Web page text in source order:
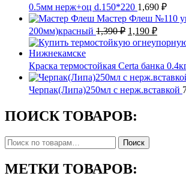
0.5мм нерж+оц d.150*220 1,690 ₽
Мастер Флеш №110
200мм)красный 1,390₽
цена
составляла
1,390 ₽.
1,190 ₽Текущая
цена:
Краска термостойкая Certa банка
Черпак(Липа)250мл с нерж.вставкой
ПОИСК ТОВАРОВ:
Искать: Поиск
МЕТКИ ТОВАРОВ: